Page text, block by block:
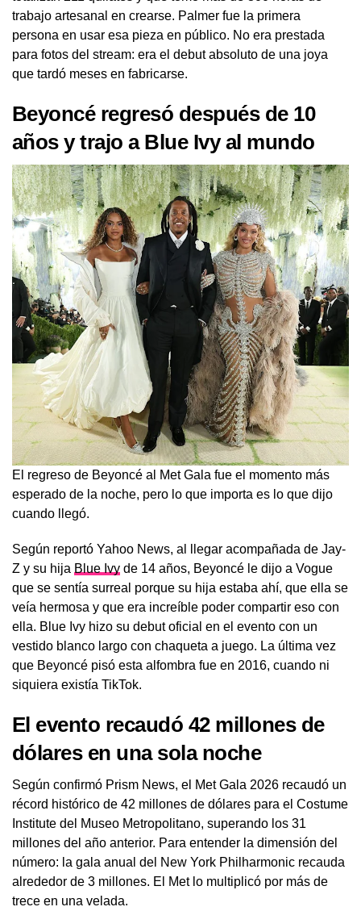
trabajo artesanal en crearse. Palmer fue la primera
persona en usar esa pieza en público. No era prestada
para fotos del stream: era el debut absoluto de una joya
que tardó meses en fabricarse.
Beyoncé regresó después de 10
años y trajo a Blue Ivy al mundo
El regreso de Beyoncé al Met Gala fue el momento más
esperado de la noche, pero lo que importa es lo que dijo
cuando llegó.
Según reportó Yahoo News, al llegar acompañada de Jay-
Z y su hija Blue Ivy de 14 años, Beyoncé le dijo a Vogue
que se sentía surreal porque su hija estaba ahí, que ella se
veía hermosa y que era increíble poder compartir eso con
ella. Blue Ivy hizo su debut oficial en el evento con un
vestido blanco largo con chaqueta a juego. La última vez
que Beyoncé pisó esta alfombra fue en 2016, cuando ni
siquiera existía TikTok.
El evento recaudó 42 millones de
dólares en una sola noche
Según confirmó Prism News, el Met Gala 2026 recaudó un
récord histórico de 42 millones de dólares para el Costume
Institute del Museo Metropolitano, superando los 31
millones del año anterior. Para entender la dimensión del
número: la gala anual del New York Philharmonic recauda
alrededor de 3 millones. El Met lo multiplicó por más de
trece en una velada.